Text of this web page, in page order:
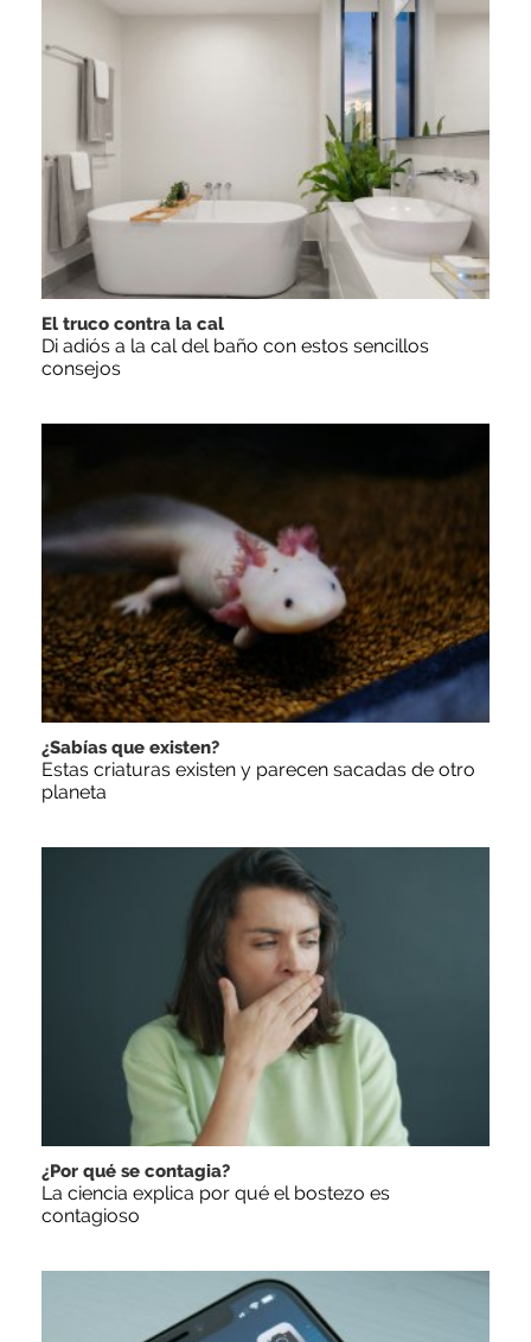
El truco contra la cal
Di adiós a la cal del baño con estos sencillos
consejos
¿Sabías que existen?
Estas criaturas existen y parecen sacadas de otro
planeta
¿Por qué se contagia?
La ciencia explica por qué el bostezo es
contagioso